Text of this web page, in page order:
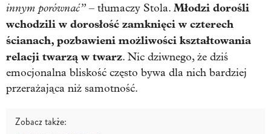
innym porównać” – tłumaczy Stola. Młodzi dorośli
wchodzili w dorosłość zamknięci w czterech
ścianach, pozbawieni możliwości kształtowania
relacji twarzą w twarz. Nic dziwnego, że dziś
emocjonalna bliskość często bywa dla nich bardziej
przerażająca niż samotność.
Zobacz także: